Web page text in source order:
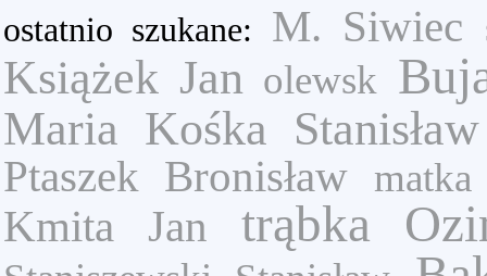
ostatnio szukane: M. Siwiec
Książek Jan olewsk
Maria Kośka Stanisław
Ptaszek Bronisław matka
Kmita Jan trąbka